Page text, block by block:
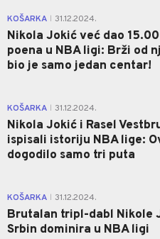
KOŠARKA 31.12.2024.
Nikola Jokić već dao
poena u NBA ligi: Brži od
bio je samo jedan centar!
KOŠARKA 31.12.2024.
Nikola Jokić i Rasel
ispisali istoriju NBA lige:
dogodilo samo tri puta
KOŠARKA 31.12.2024.
Brutalan tripl-dabl Nikole
Srbin dominira u NBA ligi